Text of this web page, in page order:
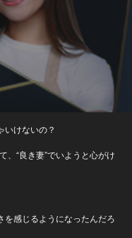
いけないの？
、“良き妻”でいようと心がけ
を感じるようになったんだろ